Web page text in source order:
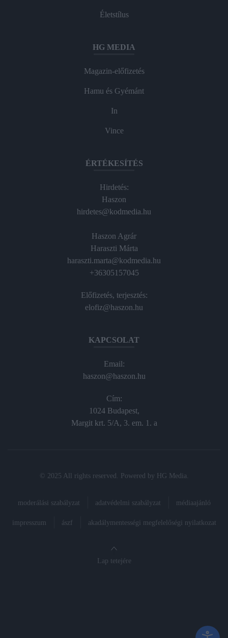
Életstílus
HG MEDIA
Magazin-előfizetés
Hamu és Gyémánt
In
Vince
ÉRTÉKESÍTÉS
Hirdetés:
Haszon
hirdetes@kodmedia.hu
Haszon Agrár
Haraszti Márta
haraszti.marta@kodmedia.hu
+36305157045
Előfizetés, terjesztés:
elofiz@haszon.hu
KAPCSOLAT
Email:
haszon@haszon.hu
Cím:
1024 Budapest,
Margit krt. 5/A, 3. em. 1. a
© 2025 All rights reserved. Powered by HG Media
moderálási szabályzat adatvédelmi szabályzat médiaajánló
impresszum ászf akadálymentességi megfelelőségi nyilatkozat
Lap tetejére